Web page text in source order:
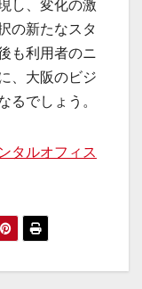
し、変化の激
の新たなスタ
も利用者のニ
、大阪のビジ
るでしょう。
タルオフィス